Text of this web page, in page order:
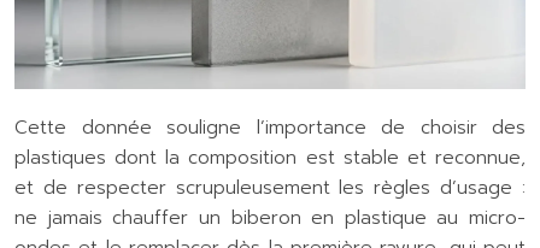
Cette donnée souligne l’importance de choisir des
plastiques dont la composition est stable et reconnue,
et de respecter scrupuleusement les règles d’usage :
ne jamais chauffer un biberon en plastique au micro-